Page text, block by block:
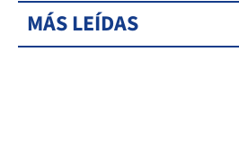
MÁS LEÍDAS